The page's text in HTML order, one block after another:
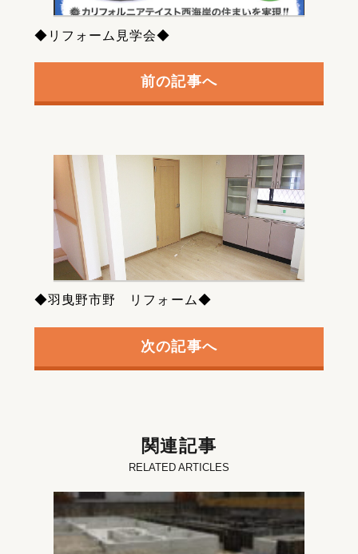
◆リフォーム見学会◆
前の記事へ
◆羽曳野市野 リフォーム◆
次の記事へ
関連記事
RELATED ARTICLES